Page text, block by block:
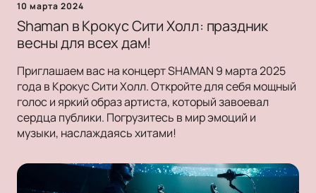
10 марта 2024
Shaman в Крокус Сити Холл: праздник
весны для всех дам!
Приглашаем вас на концерт SHAMAN 9 марта 2025
года в Крокус Сити Холл. Откройте для себя мощный
голос и яркий образ артиста, который завоевал
сердца публики. Погрузитесь в мир эмоций и
музыки, наслаждаясь хитами!